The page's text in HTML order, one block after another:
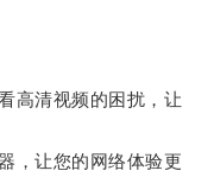
清视频的困扰，让
让您的网络体验更